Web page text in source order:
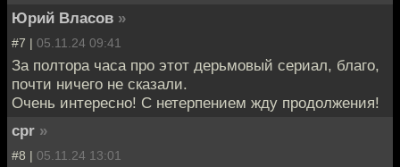
Юрий Власов »
#7 | 05.11.24 09:41
За полтора часа про этот дерьмовый сериал, благо,
почти ничего не сказали.
Очень интересно! С нетерпением жду продолжения!
cpr »
#8 | 05.11.24 13:01